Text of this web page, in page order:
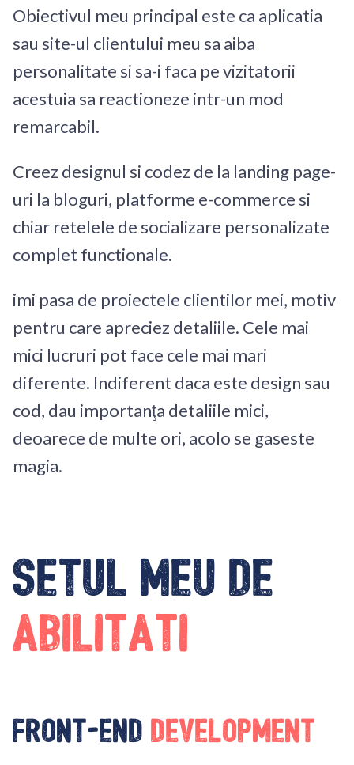
Obiectivul meu principal este ca aplicatia
sau site-ul clientului meu sa aiba
personalitate si sa-i faca pe vizitatorii
acestuia sa reactioneze intr-un mod
remarcabil.
Creez designul si codez de la landing page-
uri la bloguri, platforme e-commerce si
chiar retelele de socializare personalizate
complet functionale.
imi pasa de proiectele clientilor mei, motiv
pentru care apreciez detaliile. Cele mai
mici lucruri pot face cele mai mari
diferente. Indiferent daca este design sau
cod, dau importanţa detaliile mici,
deoarece de multe ori, acolo se gaseste
magia.
Setul meu de
abilitati
Front-End Development